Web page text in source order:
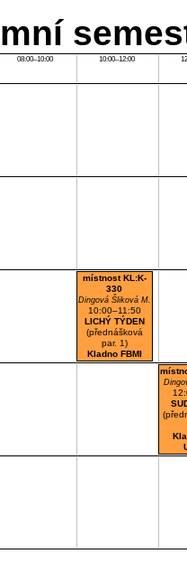
08:00–10:00 10:00–12:00
místnost KL:K-
330
Dingová Šliková M.
10:00–11:50
LICHÝ TÝDEN
(přednášková
par. 1)
Kladno FBMI
Učebna